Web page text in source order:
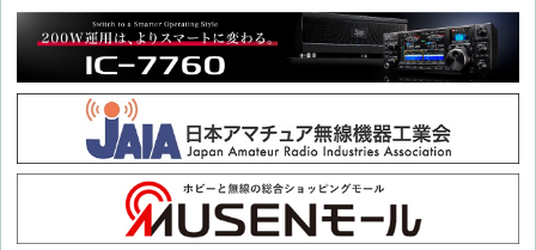
第40回 浦島太郎になって迷っているカムバック組の皆様へ
第39回 浦島太郎になって迷っているカムバック組の皆様へ
第38回 浦島太郎になって迷っているカムバック組の皆様へ
第37回 浦島太郎になって迷っているカムバック組の皆様へ